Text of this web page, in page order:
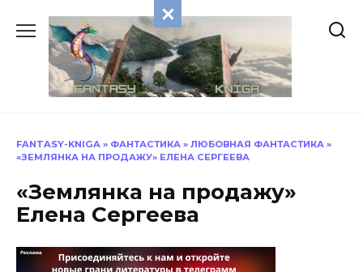
содержанию
FANTASY-KNIGA » ФАНТАСТИКА » ЛЮБОВНАЯ ФАНТАСТИКА »
«ЗЕМЛЯНКА НА ПРОДАЖУ» ЕЛЕНА СЕРГЕЕВА
«Землянка на продажу»
Елена Сергеева